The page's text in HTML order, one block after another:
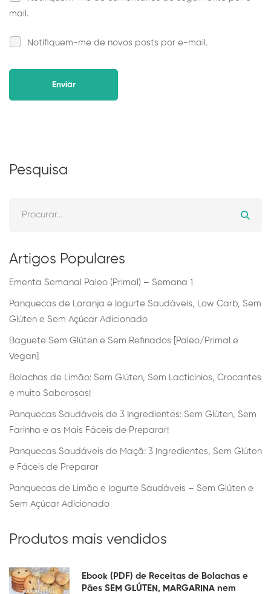
mail.
Notifiquem-me de novos posts por e-mail.
Pesquisa
Artigos Populares
Ementa Semanal Paleo (Primal) – Semana 1
Panquecas de Laranja e Iogurte Saudáveis, Low Carb, Sem
Glúten e Sem Açúcar Adicionado
Baguete Sem Glúten e Sem Refinados [Paleo/Primal e
Vegan]
Bolachas de Limão: Sem Glúten, Sem Lacticínios, Crocantes
e muito Saborosas!
Panquecas Saudáveis de 3 Ingredientes: Sem Glúten, Sem
Farinha e as Mais Fáceis de Preparar!
Panquecas Saudáveis de Maçã: 3 Ingredientes, Sem Glúten
e Fáceis de Preparar
Panquecas de Limão e Iogurte Saudáveis – Sem Glúten e
Sem Açúcar Adicionado
Produtos mais vendidos
Ebook (PDF) de Receitas de Bolachas e
Pães SEM GLÚTEN, MARGARINA nem